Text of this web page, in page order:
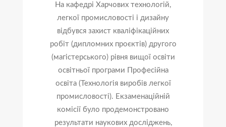
На кафедрі Харчових технологій,
легкої промисловості і дизайну
відбувся захист кваліфікаційних
робіт (дипломних проєктів) другого
(магістерського) рівня вищої освіти
освітньої програми Професійна
освіта (Технологія виробів легкої
промисловості). Екзаменаційній
комісії було продемонстровано
результати наукових досліджень,